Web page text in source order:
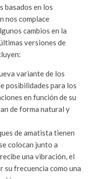
basados en los
nos complace
cambios en la
versiones de
variante de los
posibilidades para los
en función de su
de forma natural y
de amatista tienen
colocan junto a
una vibración, el
su frecuencia como una